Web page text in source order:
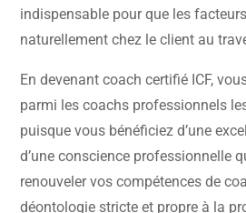
indispensable pour que les
naturellement chez le client au
En devenant coach certifié ICF,
parmi les coachs professionnels
puisque vous bénéficiez d’une
d’une conscience professionnelle
renouveler vos compétences de
déontologie stricte et propre à la